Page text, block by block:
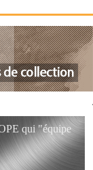
qui "équipe